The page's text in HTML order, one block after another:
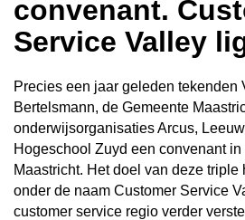
convenant.
Service Valley
Precies een jaar geleden tekenden
Bertelsmann, de Gemeente
onderwijsorganisaties Arcus,
Hogeschool Zuyd een convenant
Maastricht. Het doel van deze
onder de naam Customer Service
customer service regio verder